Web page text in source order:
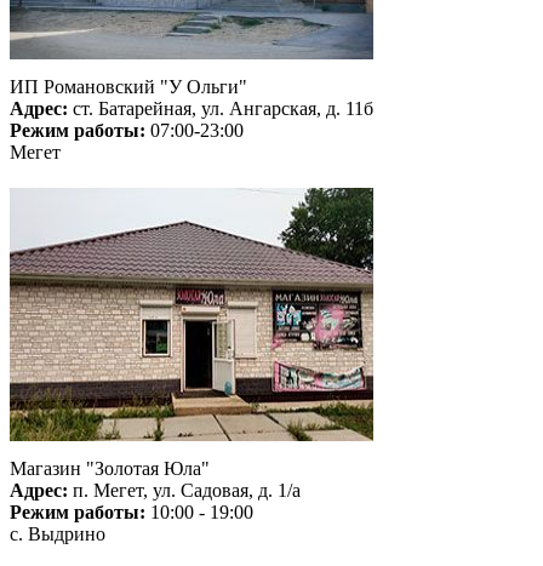
ИП Романовский "У Ольги"
Адрес: ст. Батарейная, ул. Ангарская, д. 11б
Режим работы: 07:00-23:00
Мегет
Магазин "Золотая Юла"
Адрес: п. Мегет, ул. Садовая, д. 1/а
Режим работы: 10:00 - 19:00
с. Выдрино